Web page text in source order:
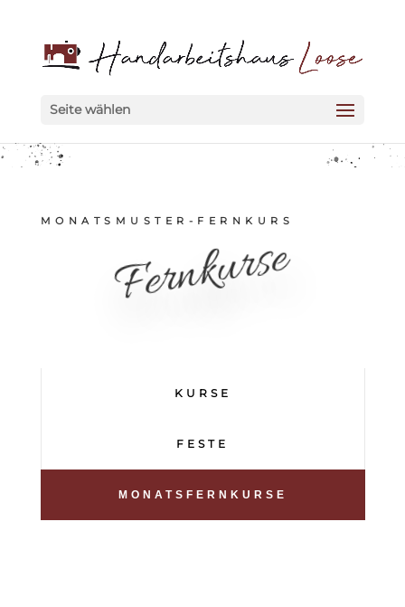
Seite wählen
MONATSMUSTER-FERNKURS
Fernkurse
KURSE
FESTE
MONATSFERNKURSE